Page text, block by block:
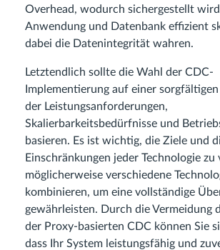
Overhead, wodurch sichergestellt
Anwendung und Datenbank effizient
dabei die Datenintegrität wahren.
Letztendlich sollte die Wahl der CDC-
Implementierung auf einer
der Leistungsanforderungen,
Skalierbarkeitsbedürfnisse und
basieren. Es ist wichtig, die Ziele und
Einschränkungen jeder Technologie zu
möglicherweise verschiedene
kombinieren, um eine vollständige
gewährleisten. Durch die Vermeidung
der Proxy-basierten CDC können Sie
dass Ihr System leistungsfähig und